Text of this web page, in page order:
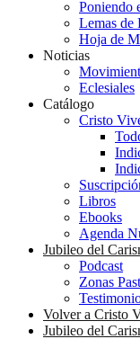
Poniendo
Lemas de
Hoja de
Noticias
Eclesiales
Catálogo
Cristo
Libros
Ebooks
Agenda
Jubileo del
Podcast
Zonas
Volver a Cristo
Jubileo del